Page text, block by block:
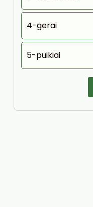
4-gerai
5-puikiai